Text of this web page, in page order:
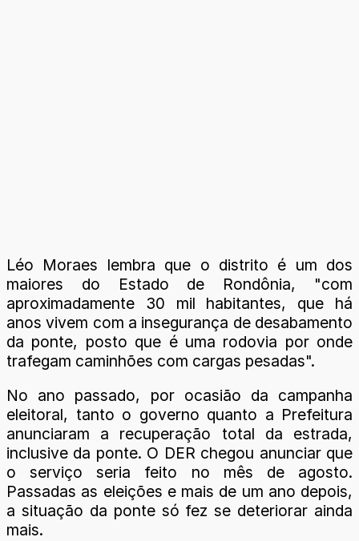
Léo Moraes lembra que o distrito é um dos
maiores do Estado de Rondônia, "com
aproximadamente 30 mil habitantes, que há
anos vivem com a insegurança de desabamento
da ponte, posto que é uma rodovia por onde
trafegam caminhões com cargas pesadas".
No ano passado, por ocasião da campanha
eleitoral, tanto o governo quanto a Prefeitura
anunciaram a recuperação total da estrada,
inclusive da ponte. O DER chegou anunciar que
o serviço seria feito no mês de agosto.
Passadas as eleições e mais de um ano depois,
a situação da ponte só fez se deteriorar ainda
mais.